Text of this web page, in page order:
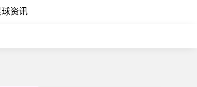
球资讯